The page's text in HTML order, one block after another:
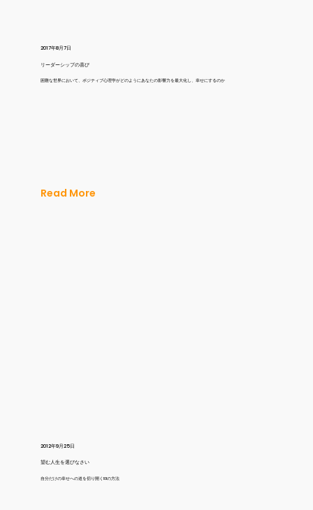
2017年8月7日
リーダーシップの喜び
困難な世界において、ポジティブ心理学がどのようにあなたの影響力を最大化し、幸せにするのか
Read More
2012年9月25日
望む人生を選びなさい
自分だけの幸せへの道を切り開く101の方法